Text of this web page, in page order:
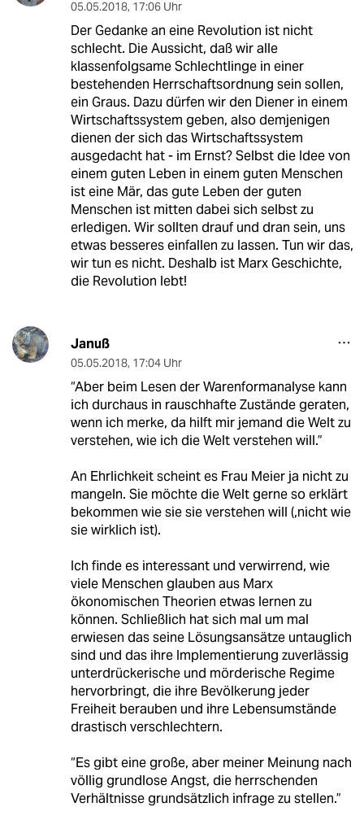
05.05.2018, 17:06 Uhr
Der Gedanke an eine Revolution ist nicht
schlecht. Die Aussicht, daß wir alle
klassenfolgsame Schlechtlinge in einer
bestehenden Herrschaftsordnung sein sollen,
ein Graus. Dazu dürfen wir den Diener in einem
Wirtschaftssystem geben, also demjenigen
dienen der sich das Wirtschaftssystem
ausgedacht hat - im Ernst? Selbst die Idee von
einem guten Leben in einem guten Menschen
ist eine Mär, das gute Leben der guten
Menschen ist mitten dabei sich selbst zu
erledigen. Wir sollten drauf und dran sein, uns
etwas besseres einfallen zu lassen. Tun wir das,
wir tun es nicht. Deshalb ist Marx Geschichte,
die Revolution lebt!
Januß
05.05.2018, 17:04 Uhr
“Aber beim Lesen der Warenformanalyse kann
ich durchaus in rauschhafte Zustände geraten,
wenn ich merke, da hilft mir jemand die Welt zu
verstehen, wie ich die Welt verstehen will.”
An Ehrlichkeit scheint es Frau Meier ja nicht zu
mangeln. Sie möchte die Welt gerne so erklärt
bekommen wie sie sie verstehen will (,nicht wie
sie wirklich ist).
Ich finde es interessant und verwirrend, wie
viele Menschen glauben aus Marx
ökonomischen Theorien etwas lernen zu
können. Schließlich hat sich mal um mal
erwiesen das seine Lösungsansätze untauglich
sind und das ihre Implementierung zuverlässig
unterdrückerische und mörderische Regime
hervorbringt, die ihre Bevölkerung jeder
Freiheit berauben und ihre Lebensumstände
drastisch verschlechtern.
“Es gibt eine große, aber meiner Meinung nach
völlig grundlose Angst, die herrschenden
Verhältnisse grundsätzlich infrage zu stellen.”